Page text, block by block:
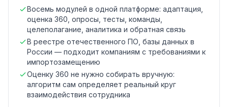
Восемь модулей в одной платформе: адаптация,
оценка 360, опросы, тесты, команды,
целеполагание, аналитика и обратная связь
В реестре отечественного ПО, базы данных в
России — подходит компаниям с требованиями к
импортозамещению
Оценку 360 не нужно собирать вручную:
алгоритм сам определяет реальный круг
взаимодействия сотрудника